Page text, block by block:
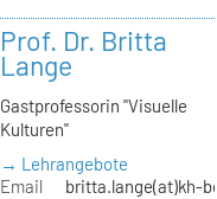
Prof. Dr. Britta
Lange
Gastprofessorin "Visuelle
Kulturen"
→ Lehrangebote
Email
britta.lange(at)kh-